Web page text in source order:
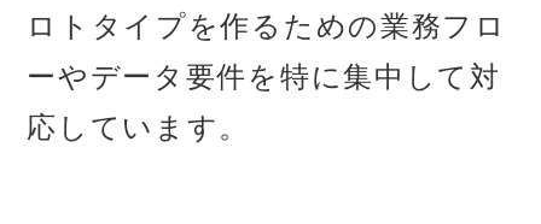
ロトタイプを作るための業務フロ
ーやデータ要件を特に集中して対
応しています。